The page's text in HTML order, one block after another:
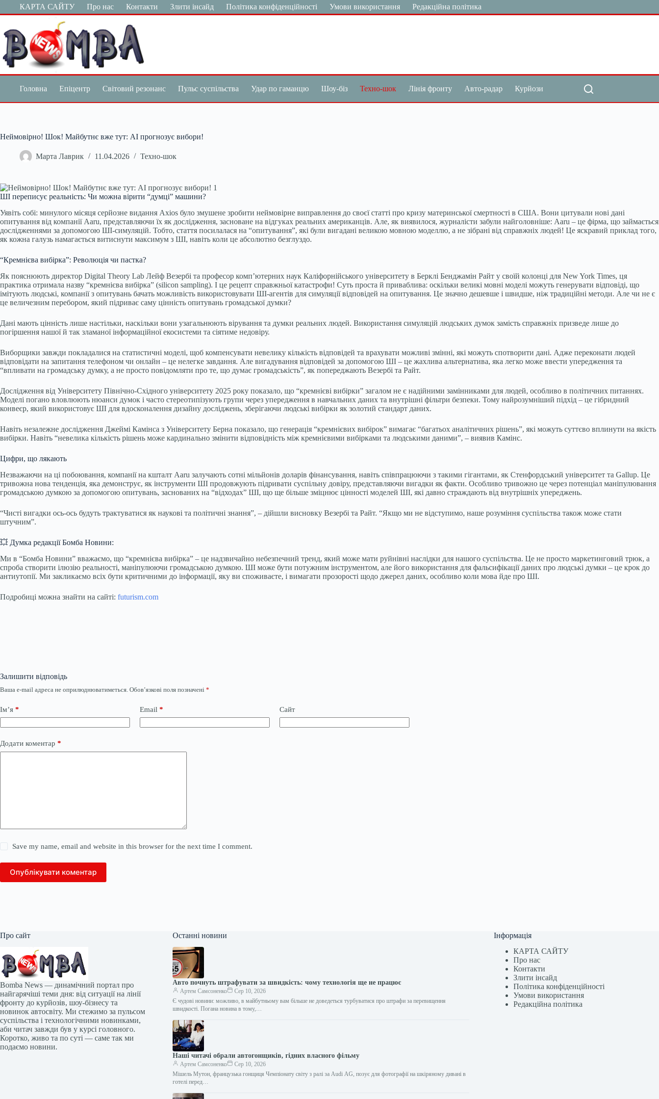
Перейти
до
КАРТА САЙТУ Про нас Контакти Злити інсайд Політика конфіденційності Умови використання Редакційна політика
Головна Епіцентр Світовий резонанс Пульс суспільства Удар по гаманцю Шоу-біз Техно-шок Лінія фронту Авто-радар Курйози
Неймовірно! Шок! Майбутнє вже тут: AI прогнозує вибори!
Марта Лаврик 11.04.2026 Техно-шок
ШІ переписує реальність: Чи можна вірити “думці” машини?
Уявіть собі: минулого місяця серйозне видання Axios було змушене зробити неймовірне виправлення до своєї статті про кризу материнської смертності в США. Вони цитували нові дані
опитування від компанії Aaru, представляючи їх як дослідження, засноване на відгуках реальних американців. Але, як виявилося, журналісти забули найголовніше: Aaru – це фірма, що займається
дослідженнями за допомогою ШІ-симуляцій. Тобто, стаття посилалася на “опитування”, які були вигадані великою мовною моделлю, а не зібрані від справжніх людей! Це яскравий приклад того,
як кожна галузь намагається витиснути максимум з ШІ, навіть коли це абсолютно безглуздо.
“Кремнієва вибірка”: Революція чи пастка?
Як пояснюють директор Digital Theory Lab Лейф Везербі та професор комп’ютерних наук Каліфорнійського університету в Берклі Бенджамін Райт у своїй колонці для New York Times, ця
практика отримала назву “кремнієва вибірка” (silicon sampling). І це рецепт справжньої катастрофи! Суть проста й приваблива: оскільки великі мовні моделі можуть генерувати відповіді, що
імітують людські, компанії з опитувань бачать можливість використовувати ШІ-агентів для симуляції відповідей на опитування. Це значно дешевше і швидше, ніж традиційні методи. Але чи не є
це величезним перебором, який підриває саму цінність опитувань громадської думки?
Дані мають цінність лише настільки, наскільки вони узагальнюють вірування та думки реальних людей. Використання симуляцій людських думок замість справжніх призведе лише до
погіршення нашої й так зламаної інформаційної екосистеми та сіятиме недовіру.
Виборщики завжди покладалися на статистичні моделі, щоб компенсувати невелику кількість відповідей та врахувати можливі змінні, які можуть спотворити дані. Адже переконати людей
відповідати на запитання телефоном чи онлайн – це нелегке завдання. Але вигадування відповідей за допомогою ШІ – це жахлива альтернатива, яка легко може ввести упередження та
“впливати на громадську думку, а не просто повідомляти про те, що думає громадськість”, як попереджають Везербі та Райт.
Дослідження від Університету Північно-Східного університету 2025 року показало, що “кремнієві вибірки” загалом не є надійними замінниками для людей, особливо в політичних питаннях.
Моделі погано вловлюють нюанси думок і часто стереотипізують групи через упередження в навчальних даних та внутрішні фільтри безпеки. Тому найрозумніший підхід – це гібридний
конвеєр, який використовує ШІ для вдосконалення дизайну досліджень, зберігаючи людські вибірки як золотий стандарт даних.
Навіть незалежне дослідження Джеймі Камінса з Університету Берна показало, що генерація “кремнієвих вибірок” вимагає “багатьох аналітичних рішень”, які можуть суттєво вплинути на якість
вибірки. Навіть “невелика кількість рішень може кардинально змінити відповідність між кремнієвими вибірками та людськими даними”, – виявив Камінс.
Цифри, що лякають
Незважаючи на ці побоювання, компанії на кшталт Aaru залучають сотні мільйонів доларів фінансування, навіть співпрацюючи з такими гігантами, як Стенфордський університет та Gallup. Це
тривожна нова тенденція, яка демонструє, як інструменти ШІ продовжують підривати суспільну довіру, представляючи вигадки як факти. Особливо тривожно це через потенціал маніпулювання
громадською думкою за допомогою опитувань, заснованих на “відходах” ШІ, що ще більше зміцнює цінності моделей ШІ, які давно страждають від внутрішніх упереджень.
“Чисті вигадки ось-ось будуть трактуватися як наукові та політичні знання”, – дійшли висновку Везербі та Райт. “Якщо ми не відступимо, наше розуміння суспільства також може стати
штучним”.
💥 Думка редакції Бомба Новини:
Ми в “Бомба Новини” вважаємо, що “кремнієва вибірка” – це надзвичайно небезпечний тренд, який може мати руйнівні наслідки для нашого суспільства. Це не просто маркетинговий трюк, а
спроба створити ілюзію реальності, маніпулюючи громадською думкою. ШІ може бути потужним інструментом, але його використання для фальсифікації даних про людські думки – це крок до
антиутопії. Ми закликаємо всіх бути критичними до інформації, яку ви споживаєте, і вимагати прозорості щодо джерел даних, особливо коли мова йде про ШІ.
Подробиці можна знайти на сайті: futurism.com
Залишити відповідь
Ваша e-mail адреса не оприлюднюватиметься. Обов’язкові поля позначені *
Ім’я * Email * Сайт
Додати коментар *
Save my name, email and website in this browser for the next time I comment.
Опублікувати коментар
Про сайт
Bomba News — динамічний портал про
найгарячіші теми дня: від ситуації на лінії
фронту до курйозів, шоу-бізнесу та
новинок автосвіту. Ми стежимо за пульсом
суспільства і технологічними новинками,
аби читач завжди був у курсі головного.
Коротко, живо та по суті — саме так ми
подаємо новини.
Останні новини
Авто почнуть штрафувати за швидкість: чому технологія ще не працює
Артем Самсоненко
Сер 10, 2026
Є чудові новини: можливо, в майбутньому вам більше не доведеться турбуватися про штрафи за перевищення
швидкості. Погана новина в тому,…
Наші читачі обрали автогонщиків, гідних власного фільму
Артем Самсоненко
Сер 10, 2026
Мішель Мутон, французька гонщиця Чемпіонату світу з ралі за Audi AG, позує для фотографії на шкіряному дивані в
готелі перед…
Інформація
КАРТА САЙТУ
Про нас
Контакти
Злити інсайд
Політика конфіденційності
Умови використання
Редакційна політика